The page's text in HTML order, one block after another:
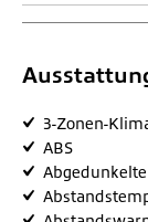
3-Zonen-
ABS